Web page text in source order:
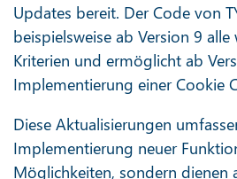
Updates bereit. Der Code von
beispielsweise ab Version 9 alle
Kriterien und ermöglicht ab
Implementierung einer Cookie
Diese Aktualisierungen
Implementierung neuer
Möglichkeiten, sondern dienen